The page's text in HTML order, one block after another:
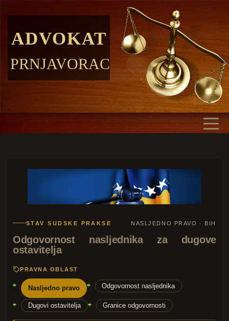
ADVOKAT
PRNJAVORAC
STAV SUDSKE PRAKSE NASLJEDNO PRAVO · BIH
Odgovornost nasljednika za dugove
ostavitelja
PRAVNA OBLAST
Nasljedno pravo Odgovornost nasljednika
Dugovi ostavitelja Granice odgovornosti